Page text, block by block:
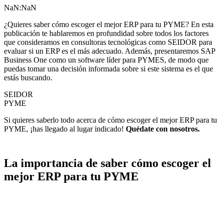
NaN:NaN
¿Quieres saber cómo escoger el mejor ERP para tu PYME? En esta
publicación te hablaremos en profundidad sobre todos los factores
que consideramos en consultoras tecnológicas como SEIDOR para
evaluar si un ERP es el más adecuado. Además, presentaremos SAP
Business One como un software líder para PYMES, de modo que
puedas tomar una decisión informada sobre si este sistema es el que
estás buscando.
SEIDOR
PYME
Si quieres saberlo todo acerca de cómo escoger el mejor ERP para tu
PYME, ¡has llegado al lugar indicado! Quédate con nosotros.
La importancia de saber cómo escoger el
mejor ERP para tu PYME